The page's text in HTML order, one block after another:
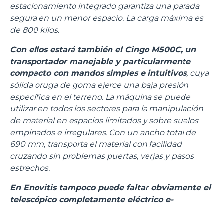
estacionamiento integrado garantiza una parada
segura en un menor espacio. La carga máxima es
de 800 kilos.
Con ellos estará también el Cingo M500C, un
transportador manejable y particularmente
compacto con mandos simples e intuitivos, cuya
sólida oruga de goma ejerce una baja presión
específica en el terreno. La máquina se puede
utilizar en todos los sectores para la manipulación
de material en espacios limitados y sobre suelos
empinados e irregulares. Con un ancho total de
690 mm, transporta el material con facilidad
cruzando sin problemas puertas, verjas y pasos
estrechos.
En Enovitis tampoco puede faltar obviamente el
telescópico completamente eléctrico e-